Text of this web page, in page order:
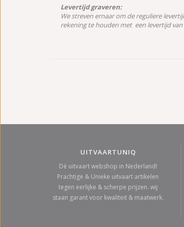
Levertijd graveren:
We streven ernaar om de reguliere
rekening te houden met een levertijd
UITVAARTUNIQ
Dé uitvaart webshop in Nederland!
Prachtige & Unieke uitvaart artikelen
tegen eerlijke & scherpe prijzen. wij
staan garant voor kwaliteit & maatwerk.